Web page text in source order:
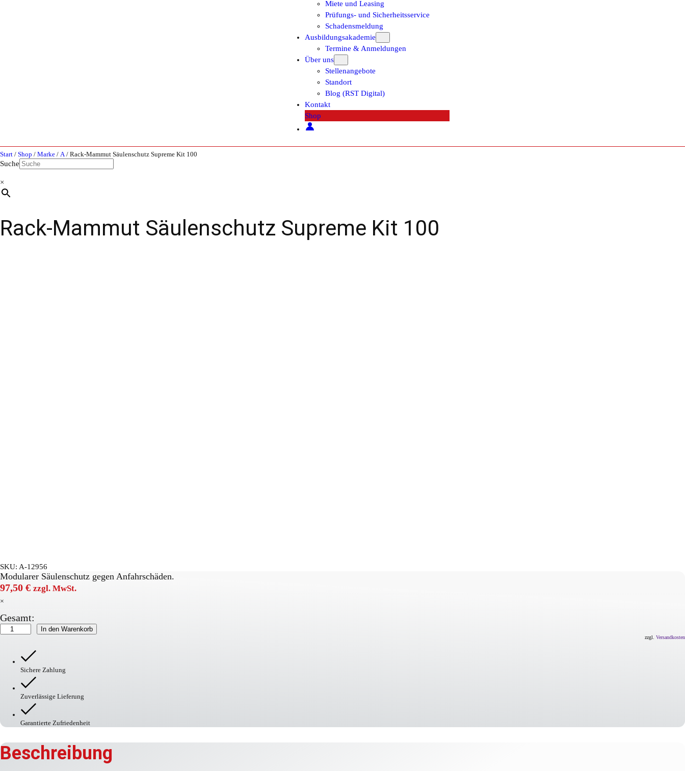
Miete und Leasing
Prüfungs- und Sicherheitsservice
Schadensmeldung
Ausbildungsakademie
Termine & Anmeldungen
Über uns
Stellenangebote
Standort
Blog (RST Digital)
Kontakt
Shop
Start / Shop / Marke / A/ Rack-Mammut Säulenschutz Supreme Kit 100
Suche
×
Rack-Mammut Säulenschutz Supreme Kit 100
SKU: A-12956
Modularer Säulenschutz gegen Anfahrschäden.
97,50 € zzgl. MwSt.
×
Gesamt:
Rack-
Mammut
In den Warenkorb
zzgl. Versandkosten
Sichere Zahlung
Zuverlässige Lieferung
Garantierte Zufriedenheit
Beschreibung